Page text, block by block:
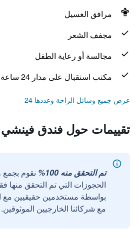
مرافق الغسيل
مجفف الشعر
مجالسة أو رعاية الطفل
مكتب استقبال على مدار 24 ساعة
عرض جميع وسائل الراحة وعددها 24
تقييمات حول فندق
تم التحقق منه 100%
نقوم
الحجوزات التي تم التحقق منها
مع شركائنا الخارجيين الموثوقين.